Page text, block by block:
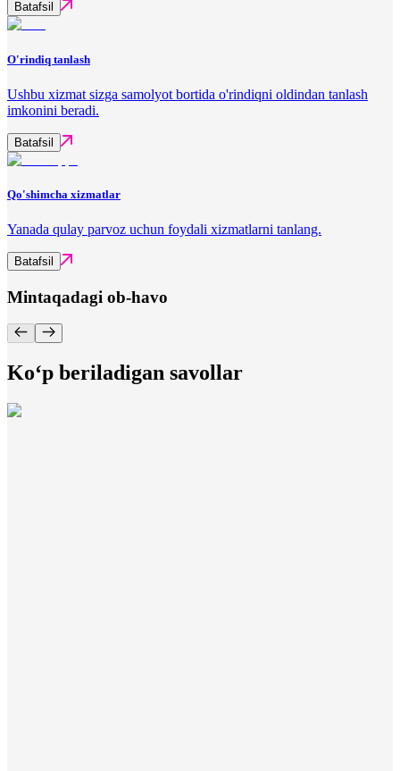
Batafsil
O'rindiq tanlash
Ushbu xizmat sizga samolyot bortida o'rindiqni oldindan tanlash
imkonini beradi.
Batafsil
Qo'shimcha xizmatlar
Yanada qulay parvoz uchun foydali xizmatlarni tanlang.
Batafsil
Mintaqadagi ob-havo
Ko‘p beriladigan savollar